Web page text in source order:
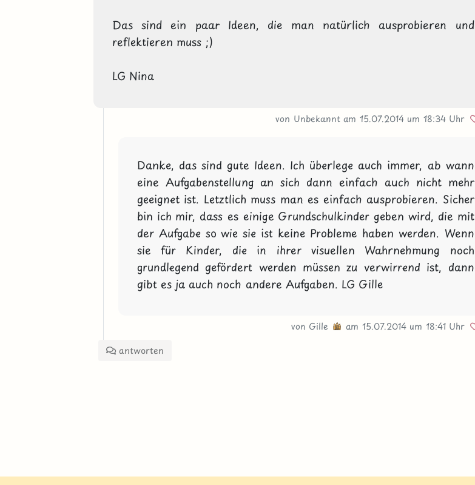
Das sind ein paar Ideen, die man natürlich ausprobieren und
reflektieren muss ;)
LG Nina
von Unbekanntam 15.07.2014 um 18:34 Uhr
Danke, das sind gute Ideen. Ich überlege auch immer, ab wann
eine Aufgabenstellung an sich dann einfach auch nicht mehr
geeignet ist. Letztlich muss man es einfach ausprobieren. Sicher
bin ich mir, dass es einige Grundschulkinder geben wird, die mit
der Aufgabe so wie sie ist keine Probleme haben werden. Wenn
sie für Kinder, die in ihrer visuellen Wahrnehmung noch
grundlegend gefördert werden müssen zu verwirrend ist, dann
gibt es ja auch noch andere Aufgaben. LG Gille
von Gille am 15.07.2014 um 18:41 Uhr
antworten